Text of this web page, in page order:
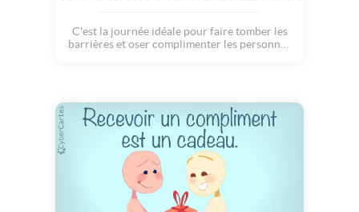
C'est la journée idéale pour faire tomber les
barrières et oser complimenter les personnes
compliment !